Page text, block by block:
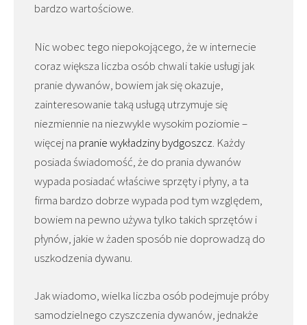
bardzo wartościowe.
Nic wobec tego niepokojącego, że w internecie
coraz większa liczba osób chwali takie usługi jak
pranie dywanów, bowiem jak się okazuje,
zainteresowanie taką usługą utrzymuje się
niezmiennie na niezwykle wysokim poziomie –
więcej na pranie wykładziny bydgoszcz. Każdy
posiada świadomość, że do prania dywanów
wypada posiadać właściwe sprzęty i płyny, a ta
firma bardzo dobrze wypada pod tym względem,
bowiem na pewno używa tylko takich sprzętów i
płynów, jakie w żaden sposób nie doprowadzą do
uszkodzenia dywanu.
Jak wiadomo, wielka liczba osób podejmuje próby
samodzielnego czyszczenia dywanów, jednakże